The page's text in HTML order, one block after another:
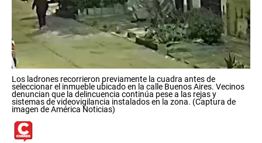
Los ladrones recorrieron previamente la cuadra antes de
seleccionar el inmueble ubicado en la calle Buenos Aires. Vecinos
denuncian que la delincuencia continúa pese a las rejas y
sistemas de videovigilancia instalados en la zona. (Captura de
imagen de América Noticias)